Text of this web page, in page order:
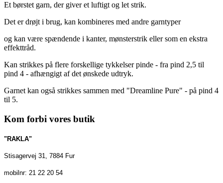
Et børstet garn, der giver et luftigt og let strik.
Det er drøjt i brug, kan kombineres med andre garntyper
og kan være spændende i kanter, mønsterstrik eller som en ekstra
effekttråd.
Kan strikkes på flere forskellige tykkelser pinde - fra pind 2,5 til
pind 4 - afhængigt af det ønskede udtryk.
Garnet kan også strikkes sammen med "Dreamline Pure" - på pind 4
til 5.
Kom forbi vores butik
"RAKLA"
Stisagervej 31, 7884 Fur
mobilnr: 21 22 20 54